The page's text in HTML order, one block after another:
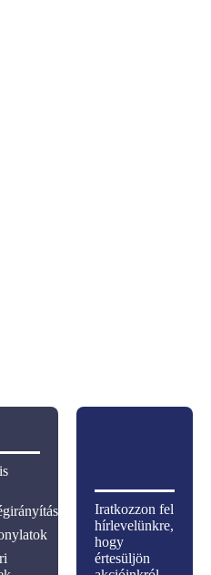
Iratkozzon fel
hírlevelünkre,
hogy
értesüljön